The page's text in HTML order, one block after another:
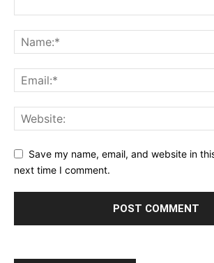
Save my name, email, and website in
next time I comment.